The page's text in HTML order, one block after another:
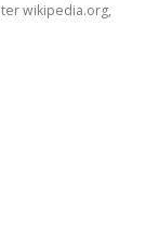
wikipedia.org,